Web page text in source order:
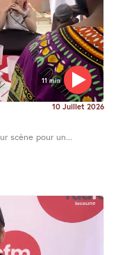
11 min
10 Juillet 2026
scène pour un...